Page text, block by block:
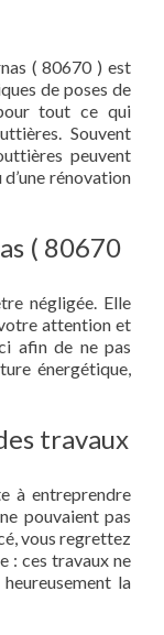
( 80670 ) est
de poses de
tout ce qui
Souvent
peuvent
rénovation
( 80670
négligée. Elle
attention et
afin de ne pas
énergétique,
travaux
à entreprendre
pouvaient pas
vous regrettez
: ces travaux ne
la